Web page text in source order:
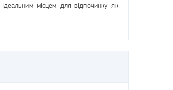
місцем для відпочинку як